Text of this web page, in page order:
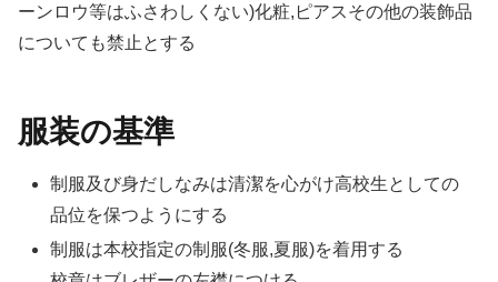
ーンロウ等はふさわしくない)化粧,ピアスその他の装飾品
についても禁止とする
服装の基準
制服及び身だしなみは清潔を心がけ高校生としての
品位を保つようにする
制服は本校指定の制服(冬服,夏服)を着用する